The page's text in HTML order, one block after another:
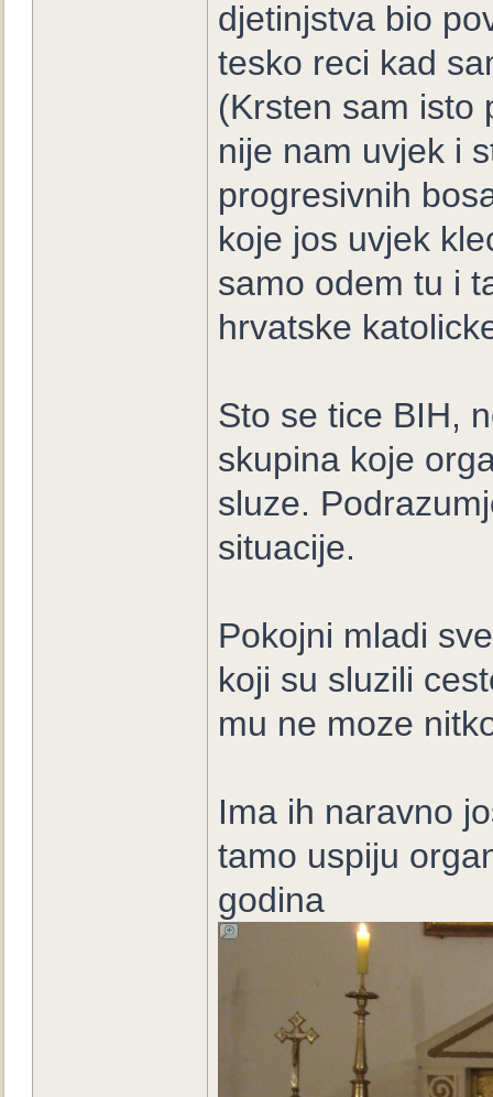
djetinjstva bio
tesko reci kad
(Krsten sam isto
nije nam uvjek i
progresivnih
koje jos uvjek
samo odem tu i
hrvatske
Sto se tice BIH,
skupina koje
sluze.
situacije.
Pokojni mladi
koji su sluzili
mu ne moze
Ima ih naravno
tamo uspiju
godina